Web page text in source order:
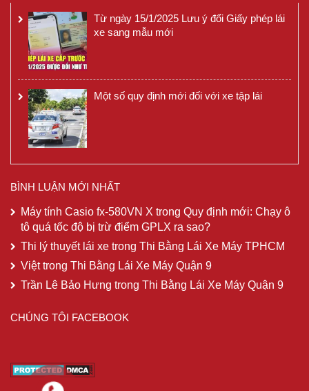
Từ ngày 15/1/2025 Lưu ý đổi Giấy phép lái
xe sang mẫu mới
Một số quy định mới đối với xe tập lái
BÌNH LUẬN MỚI NHẤT
Máy tính Casio fx-580VN X trong Quy định mới: Chạy ô
tô quá tốc độ bị trừ điểm GPLX ra sao?
Thi lý thuyết lái xe trong Thi Bằng Lái Xe Máy TPHCM
Việttrong Thi Bằng Lái Xe Máy Quận 9
Trần Lê Bảo Hưng trong Thi Bằng Lái Xe Máy Quận 9
CHÚNG TÔI FACEBOOK